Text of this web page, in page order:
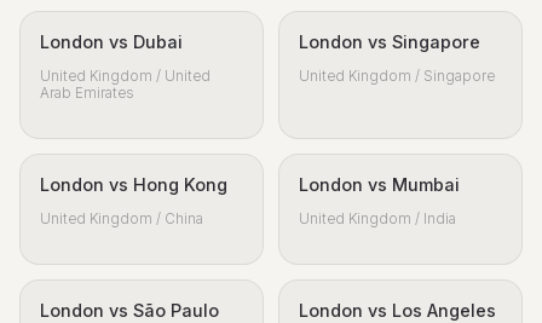
London vs Dubai
United Kingdom / United
Arab Emirates
London vs Singapore
United Kingdom / Singapore
London vs Hong Kong
United Kingdom / China
London vs Mumbai
United Kingdom / India
London vs São Paulo London vs Los Angeles